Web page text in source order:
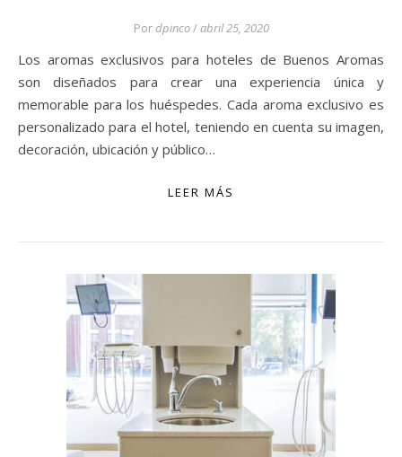
Pordpinco/abril 25, 2020
Los aromas exclusivos para hoteles de Buenos Aromas
son diseñados para crear una experiencia única y
memorable para los huéspedes. Cada aroma exclusivo es
personalizado para el hotel, teniendo en cuenta su imagen,
decoración, ubicación y público…
LEER MÁS